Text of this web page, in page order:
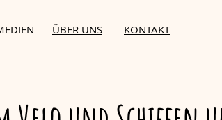
ÜBER UNS KONTAKT